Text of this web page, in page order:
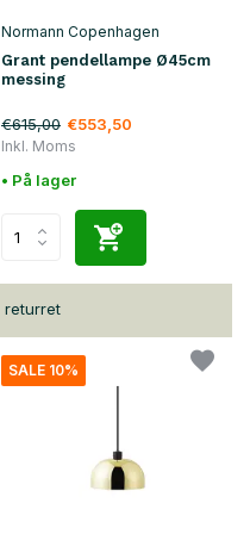
Normann Copenhagen
Grant pendellampe Ø45cm
messing
€615,00 €553,50
Inkl. Moms
• På lager
returret
SALE 10%